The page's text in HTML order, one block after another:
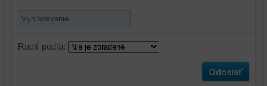
Radiť podľa:
Odoslať